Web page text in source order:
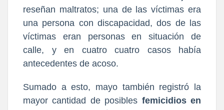
reseñan maltratos; una de las víctimas era
una persona con discapacidad, dos de las
víctimas eran personas en situación de
calle, y en cuatro cuatro casos había
antecedentes de acoso.
Sumado a esto, mayo también registró la
mayor cantidad de posibles femicidios en